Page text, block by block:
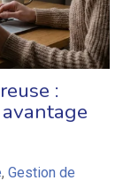
:
, Gestion de